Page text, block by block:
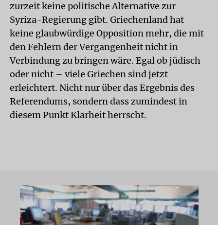
zurzeit keine politische Alternative zur
Syriza-Regierung gibt. Griechenland hat
keine glaubwürdige Opposition mehr, die mit
den Fehlern der Vergangenheit nicht in
Verbindung zu bringen wäre. Egal ob jüdisch
oder nicht – viele Griechen sind jetzt
erleichtert. Nicht nur über das Ergebnis des
Referendums, sondern dass zumindest in
diesem Punkt Klarheit herrscht.